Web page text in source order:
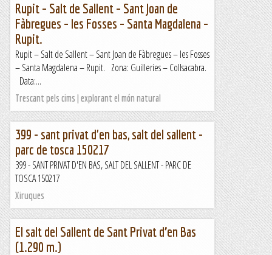
Rupit – Salt de Sallent – Sant Joan de
Fàbregues – les Fosses – Santa Magdalena –
Rupit.
Rupit – Salt de Sallent – Sant Joan de Fàbregues – les Fosses
– Santa Magdalena – Rupit. Zona: Guilleries – Collsacabra.
Data:...
Trescant pels cims | explorant el món natural
399 - sant privat d'en bas, salt del sallent -
parc de tosca 150217
399 - SANT PRIVAT D'EN BAS, SALT DEL SALLENT - PARC DE
TOSCA 150217
Xiruques
El salt del Sallent de Sant Privat d’en Bas
(1.290 m.)